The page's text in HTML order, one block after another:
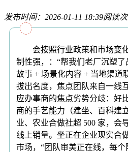
发布时间：2026-01-11 18:39阅读次
会按照行业政策和市场变化
制性强，：“帮我们老厂沉塑
故事 + 场景化内容 + 当地渠道
拔出名度，焦点团队来自一线
应办事商的焦点劣势分歧：好
商的手艺能力（建坐、百科建
业、农业合做社超 500 家，会
线上销量。坐正在企业现实合
市场，“团队审美正在线，每个